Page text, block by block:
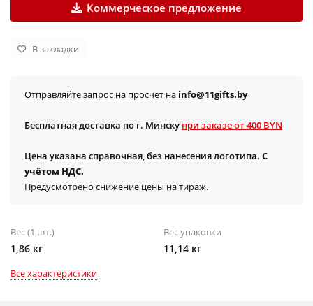
Коммерческое предложение
В закладки
Отправляйте запрос на просчет на info@11gifts.by
Бесплатная доставка по г. Минску при заказе от 400 BYN
Цена указана справочная, без нанесения логотипа. С
учётом НДС.
Предусмотрено снижение цены на тираж.
Вес (1 шт.)
1,86 кг
Вес упаковки
11,14 кг
Все характеристики